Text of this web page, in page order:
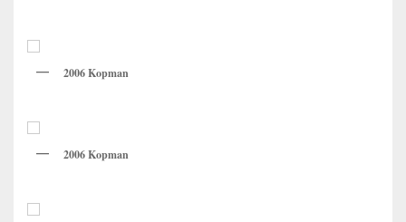
2006 Kopman
2006 Kopman